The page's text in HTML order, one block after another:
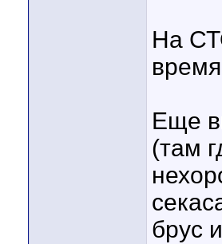
На
Еще
(там
брус